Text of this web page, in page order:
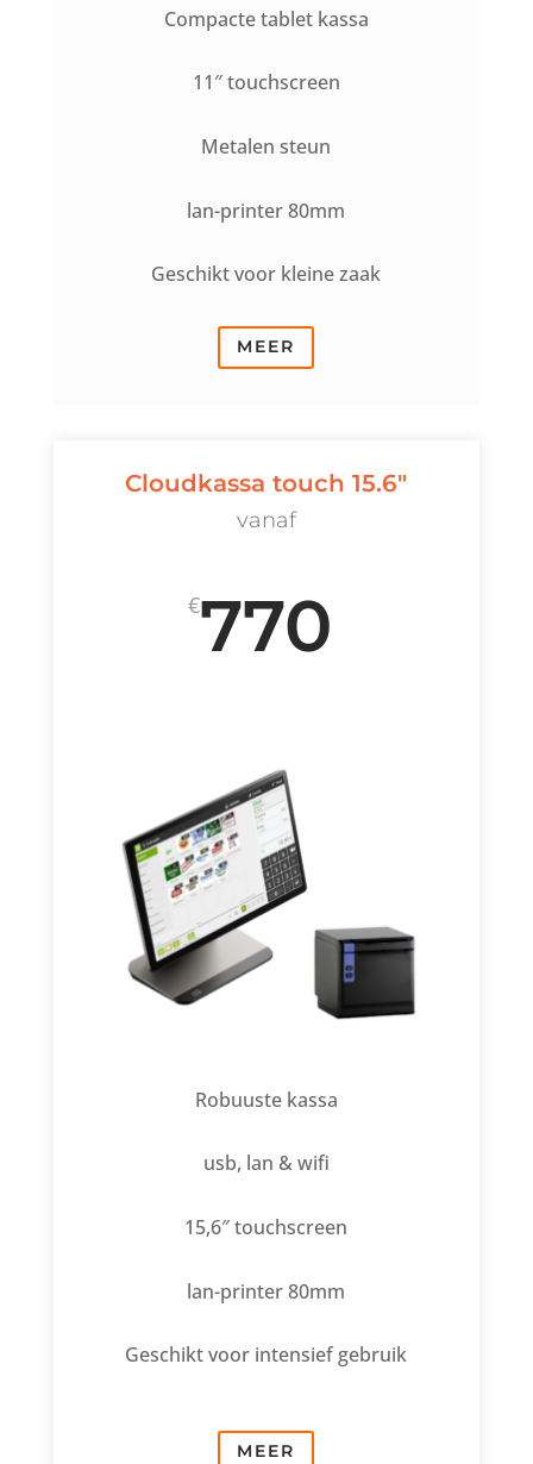
Compacte tablet kassa
11″ touchscreen
Metalen steun
lan-printer 80mm
Geschikt voor kleine zaak
MEER
Cloudkassa touch 15.6"
vanaf
€770
Robuuste kassa
usb, lan & wifi
15,6″ touchscreen
lan-printer 80mm
Geschikt voor intensief gebruik
MEER